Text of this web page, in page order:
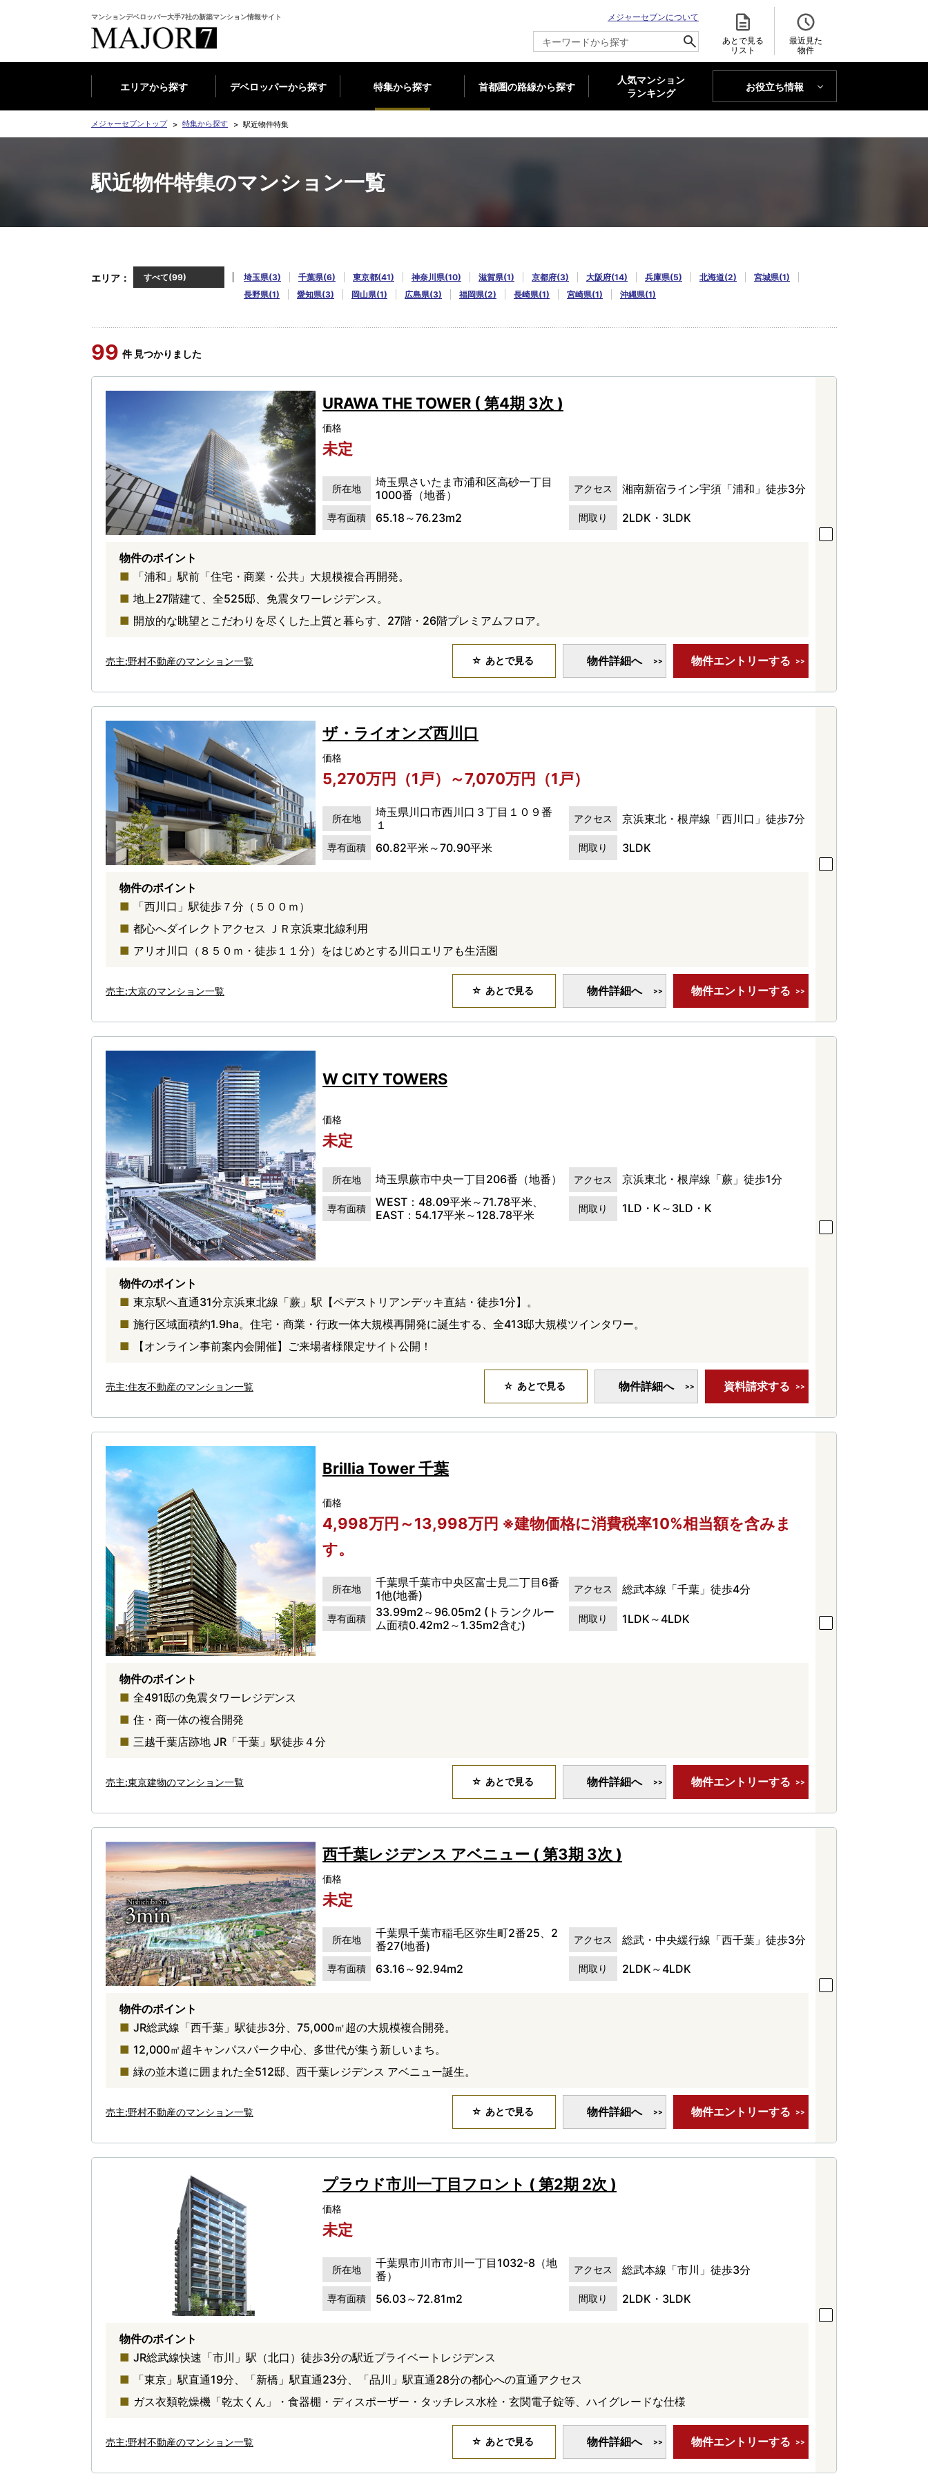
マンションデベロッパー大手7社の新築マンション情報サイト
メジャーセブンについて
あとで見る
リスト
最近見た
物件
エリアから探す デベロッパーから探す 特集から探す 首都圏の路線から探す
人気マンション
ランキング
お役立ち情報
MAJOR'S BLOG
メジャーセブントップ 特集から探す 駅近物件特集
駅近物件特集のマンション一覧
エリア すべて(99) 埼玉県(3) 千葉県(6) 東京都(41) 神奈川県(10) 滋賀県(1) 京都府(3) 大阪府(14) 兵庫県(5) 北海道(2)
宮城県(1)
長野県(1)
愛知県(3) 岡山県(1) 広島県(3) 福岡県(2) 長崎県(1) 宮崎県(1) 沖縄県(1)
99 件 見つかりました
URAWA THE TOWER ( 第4期 3次 )
価格
未定
所在地
埼玉県さいたま市浦和区高砂一丁目
1000番（地番）
アクセス 湘南新宿ライン宇須「浦和」徒歩3分
専有面積 65.18～76.23m2 間取り 2LDK・3LDK
物件のポイント
「浦和」駅前「住宅・商業・公共」大規模複合再開発。
地上27階建て、全525邸、免震タワーレジデンス。
開放的な眺望とこだわりを尽くした上質と暮らす、27階・26階プレミアムフロア。
売主:野村不動産のマンション一覧 あとで見る 物件詳細へ 物件エントリーする
ザ・ライオンズ西川口
価格
5,270万円（1戸）～7,070万円（1戸）
所在地
埼玉県川口市西川口３丁目１０９番
１
アクセス 京浜東北・根岸線「西川口」徒歩7分
専有面積 60.82平米～70.90平米 間取り 3LDK
物件のポイント
「西川口」駅徒歩７分（５００ｍ）
都心へダイレクトアクセス ＪＲ京浜東北線利用
アリオ川口（８５０ｍ・徒歩１１分）をはじめとする川口エリアも生活圏
売主:大京のマンション一覧 あとで見る 物件詳細へ 物件エントリーする
W CITY TOWERS
価格
未定
所在地 埼玉県蕨市中央一丁目206番（地番） アクセス 京浜東北・根岸線「蕨」徒歩1分
専有面積
WEST：48.09平米～71.78平米、
EAST：54.17平米～128.78平米
間取り 1LD・K～3LD・K
物件のポイント
東京駅へ直通31分京浜東北線「蕨」駅【ペデストリアンデッキ直結・徒歩1分】。
施行区域面積約1.9ha。住宅・商業・行政一体大規模再開発に誕生する、全413邸大規模ツインタワー。
【オンライン事前案内会開催】ご来場者様限定サイト公開！
売主:住友不動産のマンション一覧 あとで見る 物件詳細へ 資料請求する
Brillia Tower 千葉
価格
4,998万円～13,998万円 ※建物価格に消費税率10%相当額を含みま
す。
所在地
千葉県千葉市中央区富士見二丁目6番
1他(地番)
アクセス 総武本線「千葉」徒歩4分
専有面積
33.99m2～96.05m2 (トランクルー
ム面積0.42m2～1.35m2含む)
間取り 1LDK～4LDK
物件のポイント
全491邸の免震タワーレジデンス
住・商一体の複合開発
三越千葉店跡地 JR「千葉」駅徒歩４分
売主:東京建物のマンション一覧 あとで見る 物件詳細へ 物件エントリーする
西千葉レジデンス アベニュー ( 第3期 3次 )
価格
未定
所在地
千葉県千葉市稲毛区弥生町2番25、2
番27(地番)
アクセス 総武・中央緩行線「西千葉」徒歩3分
専有面積 63.16～92.94m2 間取り 2LDK～4LDK
物件のポイント
JR総武線「西千葉」駅徒歩3分、75,000㎡超の大規模複合開発。
12,000㎡超キャンパスパーク中心、多世代が集う新しいまち。
緑の並木道に囲まれた全512邸、西千葉レジデンス アベニュー誕生。
売主:野村不動産のマンション一覧 あとで見る 物件詳細へ 物件エントリーする
プラウド市川一丁目フロント ( 第2期 2次 )
価格
未定
所在地
千葉県市川市市川一丁目1032-8（地
番）
アクセス 総武本線「市川」徒歩3分
専有面積 56.03～72.81m2 間取り 2LDK・3LDK
物件のポイント
JR総武線快速「市川」駅（北口）徒歩3分の駅近プライベートレジデンス
「東京」駅直通19分、「新橋」駅直通23分、「品川」駅直通28分の都心への直通アクセス
ガス衣類乾燥機「乾太くん」・食器棚・ディスポーザー・タッチレス水栓・玄関電子錠等、ハイグレードな仕様
売主:野村不動産のマンション一覧 あとで見る 物件詳細へ 物件エントリーする